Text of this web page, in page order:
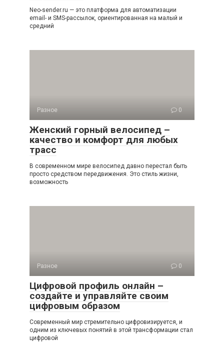
Neo-sender.ru — это платформа для автоматизации
email- и SMS-рассылок, ориентированная на малый и
средний
Разное 0
Женский горный велосипед –
качество и комфорт для любых
трасс
В современном мире велосипед давно перестал быть
просто средством передвижения. Это стиль жизни,
возможность
Разное 0
Цифровой профиль онлайн –
создайте и управляйте своим
цифровым образом
Современный мир стремительно цифровизируется, и
одним из ключевых понятий в этой трансформации стал
цифровой